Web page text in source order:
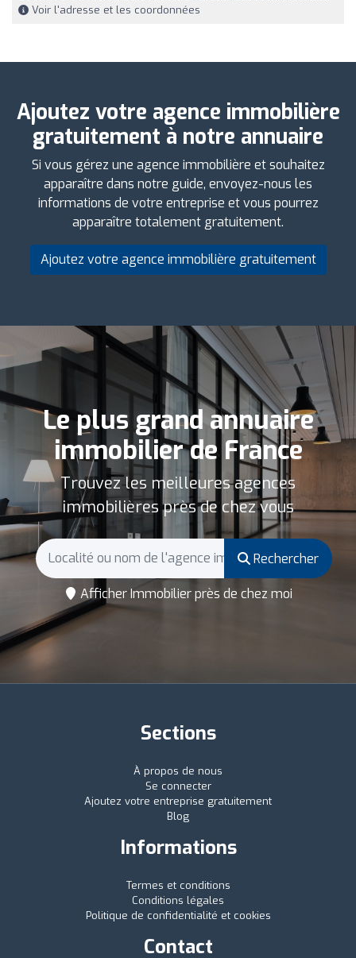
Voir l'adresse et les coordonnées
Ajoutez votre agence immobilière
gratuitement à notre annuaire
Si vous gérez une agence immobilière et souhaitez
apparaître dans notre guide, envoyez-nous les
informations de votre entreprise et vous pourrez
apparaître totalement gratuitement.
Ajoutez votre agence immobilière gratuitement
Le plus grand annuaire
immobilier de France
Trouvez les meilleures agences
immobilières près de chez vous
Rechercher
Afficher Immobilier près de chez moi
Sections
À propos de nous
Se connecter
Ajoutez votre entreprise gratuitement
Blog
Informations
Termes et conditions
Conditions légales
Politique de confidentialité et cookies
Contact